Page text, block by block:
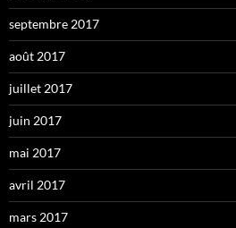
septembre 2017
août 2017
juillet 2017
juin 2017
mai 2017
avril 2017
mars 2017